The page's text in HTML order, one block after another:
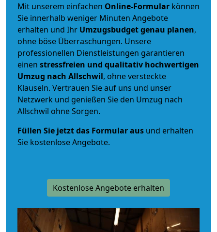
Mit unserem einfachen Online-Formular können
Sie innerhalb weniger Minuten Angebote
erhalten und Ihr Umzugsbudgetgenau planen,
ohne böse Überraschungen. Unsere
professionellen Dienstleistungen garantieren
einen stressfreien und qualitativ hochwertigen
Umzug nach Allschwil, ohne versteckte
Klauseln. Vertrauen Sie auf uns und unser
Netzwerk und genießen Sie den Umzug nach
Allschwil ohne Sorgen.
Füllen Sie jetzt das Formular aus und erhalten
Sie kostenlose Angebote.
Kostenlose Angebote erhalten